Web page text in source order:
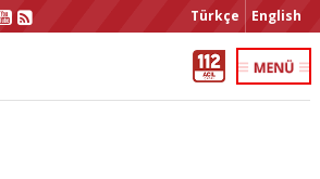
Türkçe English